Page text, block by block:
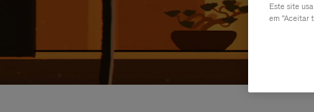
Este site
em "Aceitar